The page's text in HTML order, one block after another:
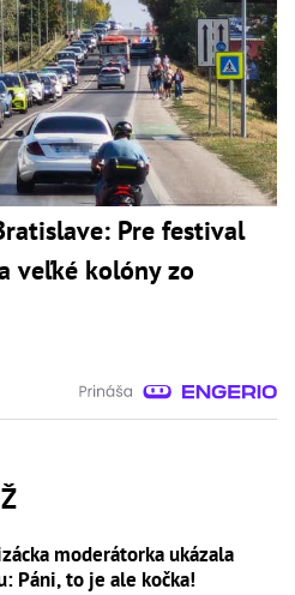
Pre festival
veľké kolóny zo
moderátorka ukázala
Páni, to je ale kočka!